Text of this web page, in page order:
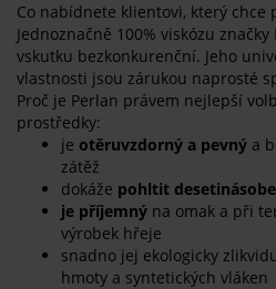
Co nabídnete klientovi, který chce
Jednoznačně 100% viskózu
vskutku bezkonkurenční. Jeho
vlastnosti jsou zárukou naprosté
Proč je Perlan právem nejlepší
prostředky:
je otěruvzdorný a pevný a
zátěž
dokáže pohltit
je příjemný na omak a při
výrobek hřeje
snadno jej ekologicky
hmoty a syntetických vláken